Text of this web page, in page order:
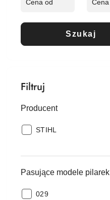
Szukaj
Filtruj
Producent
Producent:
STIHL
Pasujące modele pilarek
Pasujące
029